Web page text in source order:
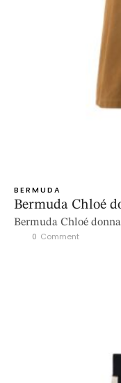
BERMUDA
Bermuda Chloé
Bermuda Chloé
0 Comment